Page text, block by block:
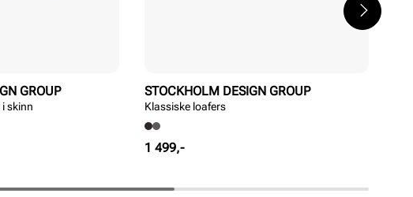
GROUP
skinn
STOCKHOLM DESIGN GROUP
Klassiske loafers
Pris
1 499,-